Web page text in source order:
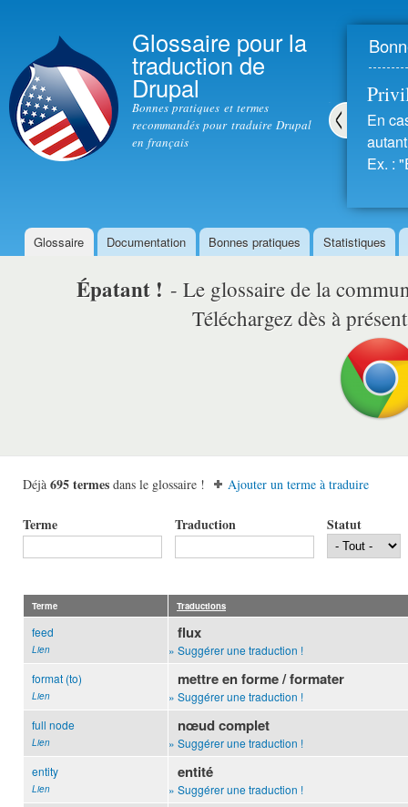
Glossaire pour la
traduction de
Drupal
Bonnes pratiques et termes
recommandés pour traduire Drupal
en français
En
Ex. :
Menu principal
Glossaire Documentation Bonnes pratiques Statistiques
Épatant ! - Le glossaire de la
Téléchargez dès à
Déjà 695 termes dans le glossaire ! Ajouter un terme à traduire
Terme Traduction Statut
Terme Traductions
feed
Lien
flux
» Suggérer une traduction !
format (to)
Lien
mettre en forme / formater
» Suggérer une traduction !
full node
Lien
nœud complet
» Suggérer une traduction !
entity
Lien
entité
» Suggérer une traduction !